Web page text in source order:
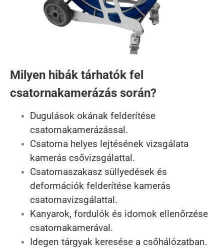
Milyen hibák tárhatók fel
csatornakamerázás során?
Dugulások okának felderítése
csatornakamerázással.
Csatorna helyes lejtésének vizsgálata
kamerás csővizsgálattal.
Csatornaszakasz süllyedések és
deformációk felderítése kamerás
csatornavizsgálattal.
Kanyarok, fordulók és idomok ellenőrzése
csatornakamerával.
Idegen tárgyak keresése a csőhálózatban.